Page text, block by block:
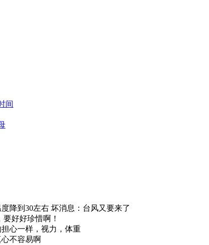
间
降到30左右 坏消息：台风又要来了
好好珍惜啊！
心一样，视力，体重
不容易啊